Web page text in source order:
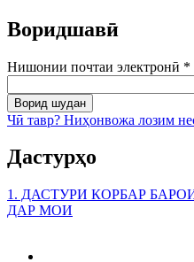
Воридшавӣ
Нишонии почтаи электронӣ *
Чӣ тавр? Ниҳонвожа лозим
Дастурҳо
1. ДАСТУРИ КОРБАР
ДАР МОИ